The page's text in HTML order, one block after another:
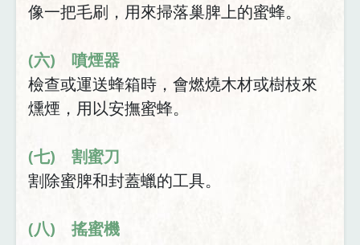
像一把毛刷，用來掃落巢脾上的蜜蜂。
(六) 噴煙器
檢查或運送蜂箱時，會燃燒木材或樹枝來
燻煙，用以安撫蜜蜂。
(七) 割蜜刀
割除蜜脾和封蓋蠟的工具。
(八) 搖蜜機